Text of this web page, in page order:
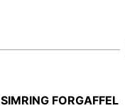
SIMRING FORGAFFEL